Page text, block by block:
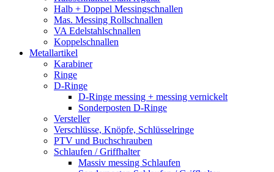
Halb + Doppel Messingschnallen
Mas. Messing Rollschnallen
VA Edelstahlschnallen
Koppelschnallen
Metallartikel
Karabiner
Ringe
D-Ringe
D-Ringe messing + messing vernickelt
Sonderposten D-Ringe
Versteller
Verschlüsse, Knöpfe, Schlüsselringe
PTV und Buchschrauben
Schlaufen / Griffhalter
Massiv messing Schlaufen